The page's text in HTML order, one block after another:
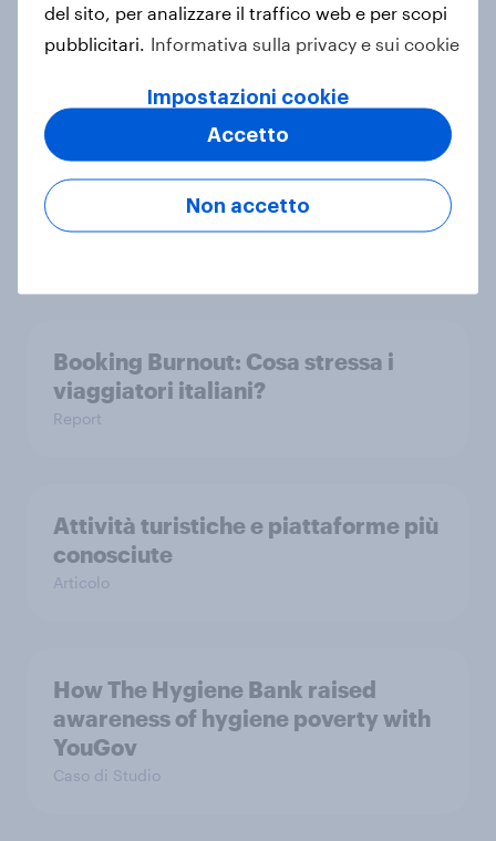
Meno famiglie prevedono di fare
acquisti per il rientro a scuola
Yellow Day: cosa rende felici gli
italiani secondo YouGov
Booking Burnout: Cosa stressa i
viaggiatori italiani?
Report
Attività turistiche e piattaforme più
conosciute
Articolo
How The Hygiene Bank raised
awareness of hygiene poverty with
YouGov
Caso di Studio
del sito, per analizzare il traffico web e per scopi
pubblicitari.
Informativa sulla privacy e sui cookie
Impostazioni cookie
Non accetto
Accetto